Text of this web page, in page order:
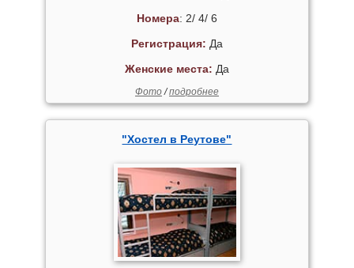
Номера: 2/ 4/ 6
Регистрация: Да
Женские места: Да
Фото/подробнее
"Хостел в Реутове"